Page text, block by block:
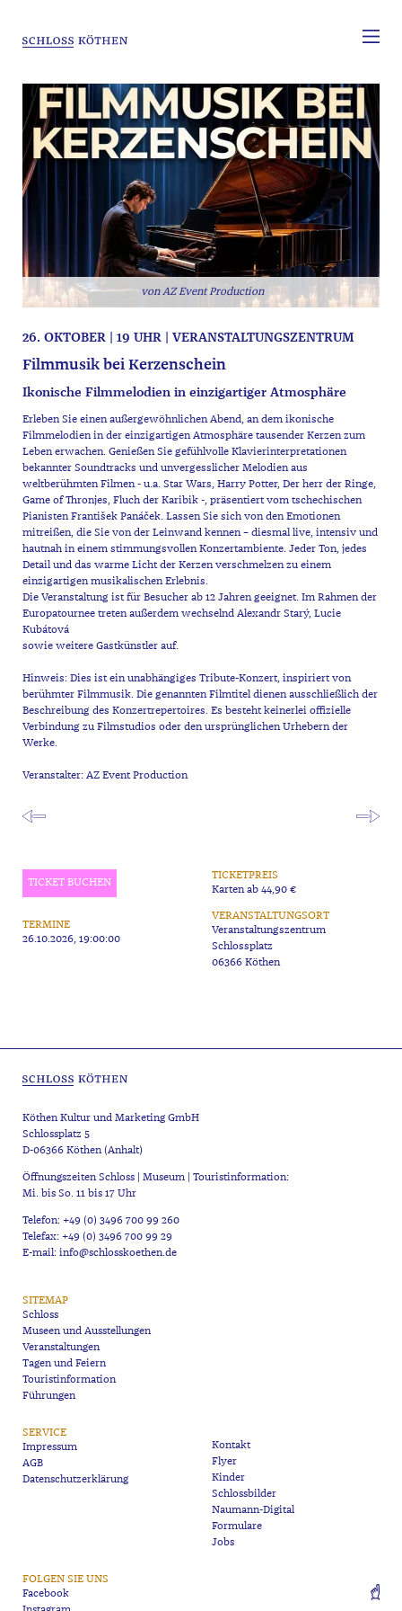
AZ Event Production
26. OKTOBER | 19 UHR | VERANSTALTUNGSZENTRUM
Filmmusik bei Kerzenschein
Ikonische Filmmelodien in einzigartiger Atmosphäre
Erleben Sie einen außergewöhnlichen Abend, an dem ikonische
Filmmelodien in der einzigartigen Atmosphäre tausender Kerzen zum
Leben erwachen. Genießen Sie gefühlvolle Klavierinterpretationen
bekannter Soundtracks und unvergesslicher Melodien aus
weltberühmten Filmen - u.a. Star Wars, Harry Potter, Der herr der Ringe,
Game of Thronjes, Fluch der Karibik -, präsentiert vom tschechischen
Pianisten František Panáček. Lassen Sie sich von den Emotionen
mitreißen, die Sie von der Leinwand kennen – diesmal live, intensiv und
hautnah in einem stimmungsvollen Konzertambiente. Jeder Ton, jedes
Detail und das warme Licht der Kerzen verschmelzen zu einem
einzigartigen musikalischen Erlebnis.
Die Veranstaltung ist für Besucher ab 12 Jahren geeignet. Im Rahmen der
Europatournee treten außerdem wechselnd Alexandr Starý, Lucie
Kubátová
sowie weitere Gastkünstler auf.
Hinweis: Dies ist ein unabhängiges Tribute-Konzert, inspiriert von
berühmter Filmmusik. Die genannten Filmtitel dienen ausschließlich der
Beschreibung des Konzertrepertoires. Es besteht keinerlei offizielle
Verbindung zu Filmstudios oder den ursprünglichen Urhebern der
Werke.
Veranstalter: AZ Event Production
TICKET BUCHEN
TERMINE
26.10.2026, 19:00:00
TICKETPREIS
Karten ab 44,90 €
VERANSTALTUNGSORT
Veranstaltungszentrum
Schlossplatz
06366 Köthen
Köthen Kultur und Marketing GmbH
Schlossplatz 5
D-06366 Köthen (Anhalt)
Öffnungszeiten Schloss | Museum | Touristinformation:
Mi. bis So. 11 bis 17 Uhr
Telefon: +49 (0) 3496 700 99 260
Telefax: +49 (0) 3496 700 99 29
E-mail: info@schlosskoethen.de
SITEMAP
Schloss
Museen und Ausstellungen
Veranstaltungen
Tagen und Feiern
Touristinformation
Führungen
SERVICE
Impressum
AGB
Datenschutzerklärung
Kontakt
Flyer
Kinder
Schlossbilder
Naumann-Digital
Formulare
Jobs
FOLGEN SIE UNS
Facebook